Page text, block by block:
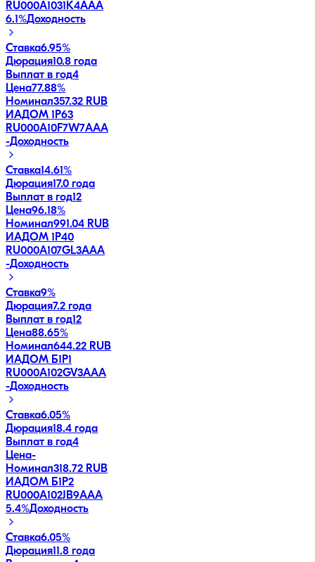
RU000A1031K4AAA
6.1%Доходность
Ставка6.95%
Дюрация10.8 года
Выплат в год4
Цена77.88%
Номинал357.32 RUB
ИАДОМ 1P63
RU000A10F7W7AAA
-Доходность
Ставка14.61%
Дюрация17.0 года
Выплат в год12
Цена96.18%
Номинал991.04 RUB
ИАДОМ 1P40
RU000A107GL3AAA
-Доходность
Ставка9%
Дюрация7.2 года
Выплат в год12
Цена88.65%
Номинал644.22 RUB
ИАДОМ Б1P1
RU000A102GV3AAA
-Доходность
Ставка6.05%
Дюрация18.4 года
Выплат в год4
Цена-
Номинал318.72 RUB
ИАДОМ Б1P2
RU000A102JB9AAA
5.4%Доходность
Ставка6.05%
Дюрация11.8 года